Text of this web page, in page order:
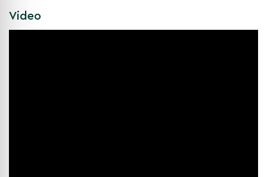
Der ideale Standort für Populus
Video